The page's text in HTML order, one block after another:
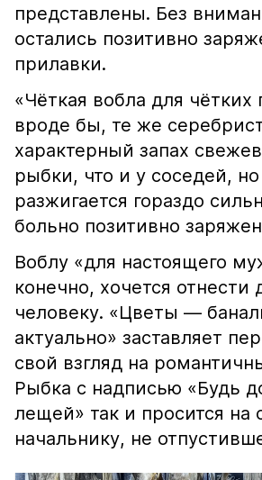
представлены. Без
остались позитивно
прилавки.
«Чёткая вобла для
вроде бы, те же
характерный запах
рыбки, что и у соседей,
разжигается гораздо
больно позитивно
Воблу «для настоящего
конечно, хочется отнести
человеку. «Цветы —
актуально» заставляет
свой взгляд на
Рыбка с надписью «Будь
лещей» так и просится на
начальнику, не